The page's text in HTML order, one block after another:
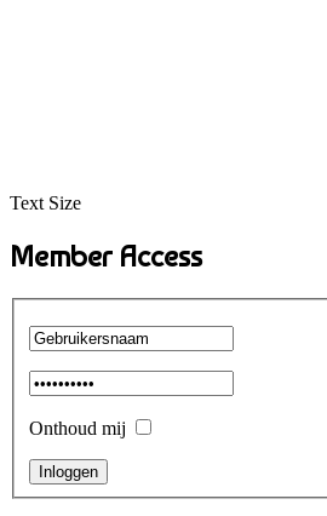
Text Size
Member Access
Onthoud mij